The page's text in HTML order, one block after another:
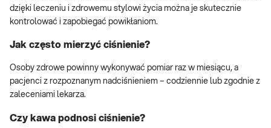
dzięki leczeniu i zdrowemu stylowi życia można je skutecznie
kontrolować i zapobiegać powikłaniom.
Jak często mierzyć ciśnienie?
Osoby zdrowe powinny wykonywać pomiar raz w miesiącu, a
pacjenci z rozpoznanym nadciśnieniem – codziennie lub zgodnie z
zaleceniami lekarza.
Czy kawa podnosi ciśnienie?